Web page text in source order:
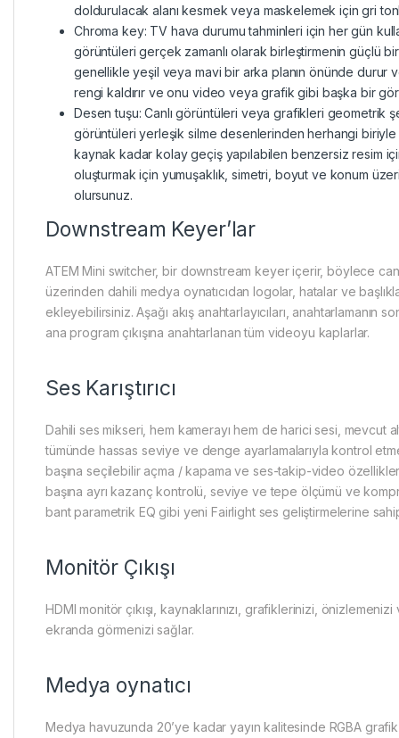
doldurulacak alanı kesmek veya maskelemek için gri
Chroma key: TV hava durumu tahminleri için her gün
görüntüleri gerçek zamanlı olarak birleştirmenin güçlü
genellikle yeşil veya mavi bir arka planın önünde durur
rengi kaldırır ve onu video veya grafik gibi başka bir
Desen tuşu: Canlı görüntüleri veya grafikleri geometrik
görüntüleri yerleşik silme desenlerinden herhangi biriyle
kaynak kadar kolay geçiş yapılabilen benzersiz resim
oluşturmak için yumuşaklık, simetri, boyut ve konum
olursunuz.
Downstream Keyer’lar
ATEM Mini switcher, bir downstream keyer içerir, böylece canlı
üzerinden dahili medya oynatıcıdan logolar, hatalar ve
ekleyebilirsiniz. Aşağı akış anahtarlayıcıları, anahtarlamanın
ana program çıkışına anahtarlanan tüm videoyu kaplarlar.
Ses Karıştırıcı
Dahili ses mikseri, hem kamerayı hem de harici sesi, mevcut
tümünde hassas seviye ve denge ayarlamalarıyla kontrol
başına seçilebilir açma / kapama ve ses-takip-video
başına ayrı kazanç kontrolü, seviye ve tepe ölçümü ve
bant parametrik EQ gibi yeni Fairlight ses geliştirmelerine
Monitör Çıkışı
HDMI monitör çıkışı, kaynaklarınızı, grafiklerinizi, önizlemenizi
ekranda görmenizi sağlar.
Medya oynatıcı
Medya havuzunda 20’ye kadar yayın kalitesinde RGBA